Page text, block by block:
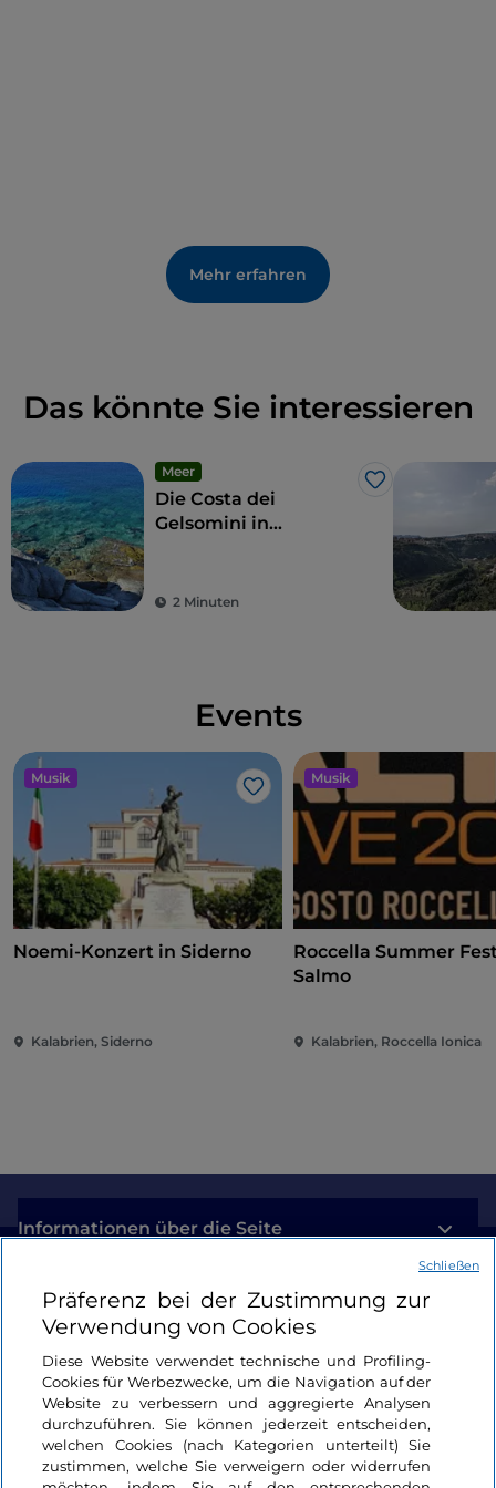
Mehr erfahren
Das könnte Sie interessieren
Meer
Like
Die Costa dei
Gelsomini in
2 Minuten
Events
Musik
Like
Noemi-Konzert in Siderno
Kalabrien, Siderno
Musik
Roccella Summer
Salmo
Kalabrien, Roccella Ionica
Informationen über die Seite
Nützliche Links
Login
Bleiben wir in Kontakt
Präferenz bei der Zustimmung zur
Verwendung von Cookies
Diese Website verwendet technische und Profiling-
Cookies für Werbezwecke, um die Navigation auf der
Website zu verbessern und aggregierte Analysen
durchzuführen. Sie können jederzeit entscheiden,
welchen Cookies (nach Kategorien unterteilt) Sie
zustimmen, welche Sie verweigern oder widerrufen
Schließen